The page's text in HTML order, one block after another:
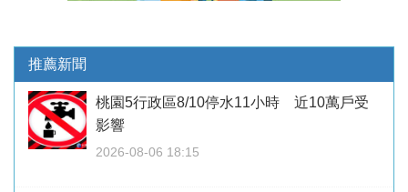
推薦新聞
桃園5行政區8/10停水11小時 近10萬戶受
影響
2026-08-06 18:15